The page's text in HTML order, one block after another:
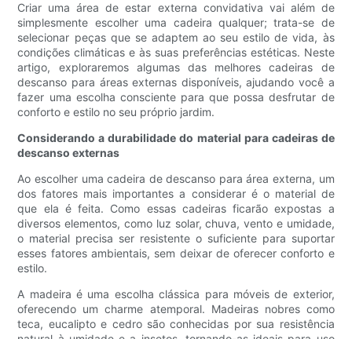
Criar uma área de estar externa convidativa vai além de
simplesmente escolher uma cadeira qualquer; trata-se de
selecionar peças que se adaptem ao seu estilo de vida, às
condições climáticas e às suas preferências estéticas. Neste
artigo, exploraremos algumas das melhores cadeiras de
descanso para áreas externas disponíveis, ajudando você a
fazer uma escolha consciente para que possa desfrutar de
conforto e estilo no seu próprio jardim.
Considerando a durabilidade do material para cadeiras de
descanso externas
Ao escolher uma cadeira de descanso para área externa, um
dos fatores mais importantes a considerar é o material de
que ela é feita. Como essas cadeiras ficarão expostas a
diversos elementos, como luz solar, chuva, vento e umidade,
o material precisa ser resistente o suficiente para suportar
esses fatores ambientais, sem deixar de oferecer conforto e
estilo.
A madeira é uma escolha clássica para móveis de exterior,
oferecendo um charme atemporal. Madeiras nobres como
teca, eucalipto e cedro são conhecidas por sua resistência